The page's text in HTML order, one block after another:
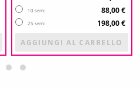
10 semi 88,00 €
25 semi
198,00 €
AGGIUNGI AL CARRELLO